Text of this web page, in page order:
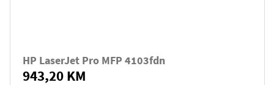
HP LaserJet Pro MFP 4103fdn
943,20 KM